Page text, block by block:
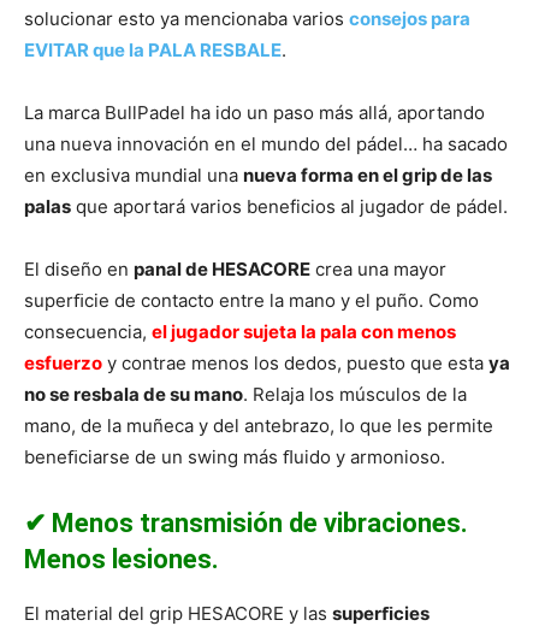
solucionar esto ya mencionaba varios consejos para
EVITAR que la PALA RESBALE.
La marca BullPadel ha ido un paso más allá, aportando
una nueva innovación en el mundo del pádel… ha sacado
en exclusiva mundial una nueva forma en el grip de las
palas que aportará varios beneficios al jugador de pádel.
El diseño en panal de HESACORE crea una mayor
superﬁcie de contacto entre la mano y el puño. Como
consecuencia, el jugador sujeta la pala con menos
esfuerzo y contrae menos los dedos, puesto que esta ya
no se resbala de su mano. Relaja los músculos de la
mano, de la muñeca y del antebrazo, lo que les permite
beneﬁciarse de un swing más ﬂuido y armonioso.
✔ Menos transmisión de vibraciones.
Menos lesiones.
El material del grip HESACORE y las superﬁcies